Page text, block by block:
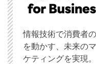
情報技術で消費者
を動かす、未来の
ケティングを実現。